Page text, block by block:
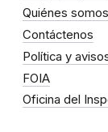
Quiénes somos
Contáctenos
Política y
FOIA
Oficina del